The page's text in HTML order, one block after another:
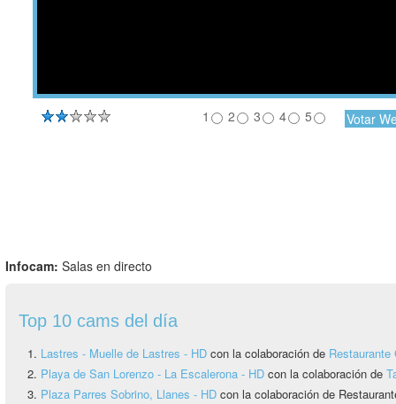
1 2 3 4 5
Infocam: Salas en directo
Top 10 cams del día
Lastres - Muelle de Lastres - HD con la colaboración de
Playa de San Lorenzo - La Escalerona - HD con la colaboración de
Plaza Parres Sobrino, Llanes - HD con la colaboración de